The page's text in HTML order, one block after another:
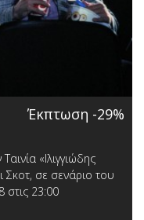
Έκπτωση -29%
«Ιλιγγιώδης
Σκοτ, σε σενάριο του
στις 23:00